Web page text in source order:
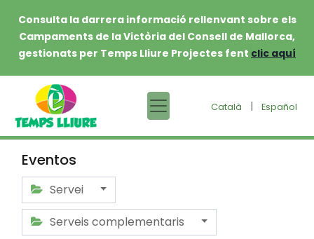
Consulta la darrera informació rellenvant sobre els
Campaments de la Victòria del Consell de Mallorca,
gestionats per Temps Lliure Projectes fent clic aquí
Català | Español
Eventos
Servei
Serveis complementaris